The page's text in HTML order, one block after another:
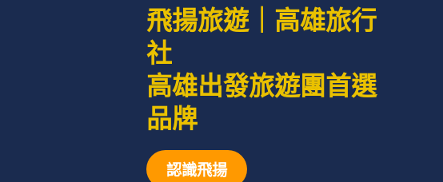
飛揚旅遊｜高雄旅行
社
高雄出發旅遊團首選
品牌
認識飛揚